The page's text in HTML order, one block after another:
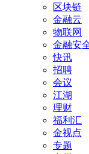
区块链
金融云
物联网
金融安
快讯
招聘
会议
江湖
理财
福利汇
金视点
专题